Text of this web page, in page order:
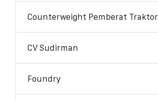
Counterweight Pemberat Traktor
CV Sudirman
Foundry